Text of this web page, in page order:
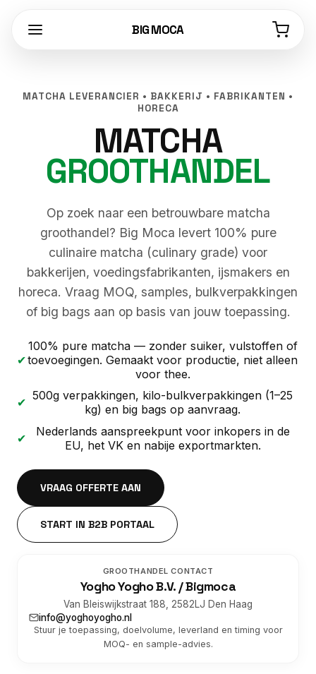
BIG MOCA
MATCHA LEVERANCIER • BAKKERIJ • FABRIKANTEN •
HORECA
MATCHA
GROOTHANDEL
Op zoek naar een betrouwbare matcha
groothandel? Big Moca levert 100% pure
culinaire matcha (culinary grade) voor
bakkerijen, voedingsfabrikanten, ijsmakers en
horeca. Vraag MOQ, samples, bulkverpakkingen
of big bags aan op basis van jouw toepassing.
✔
100% pure matcha — zonder suiker, vulstoffen of
toevoegingen. Gemaakt voor productie, niet alleen
voor thee.
✔ 500g verpakkingen, kilo-bulkverpakkingen (1–25
kg) en big bags op aanvraag.
✔
Nederlands aanspreekpunt voor inkopers in de
EU, het VK en nabije exportmarkten.
VRAAG OFFERTE AAN
START IN B2B PORTAAL
GROOTHANDEL CONTACT
Yogho Yogho B.V. / Bigmoca
Van Bleiswijkstraat 188, 2582LJ Den Haag
info@yoghoyogho.nl
Stuur je toepassing, doelvolume, leverland en timing voor
MOQ- en sample-advies.